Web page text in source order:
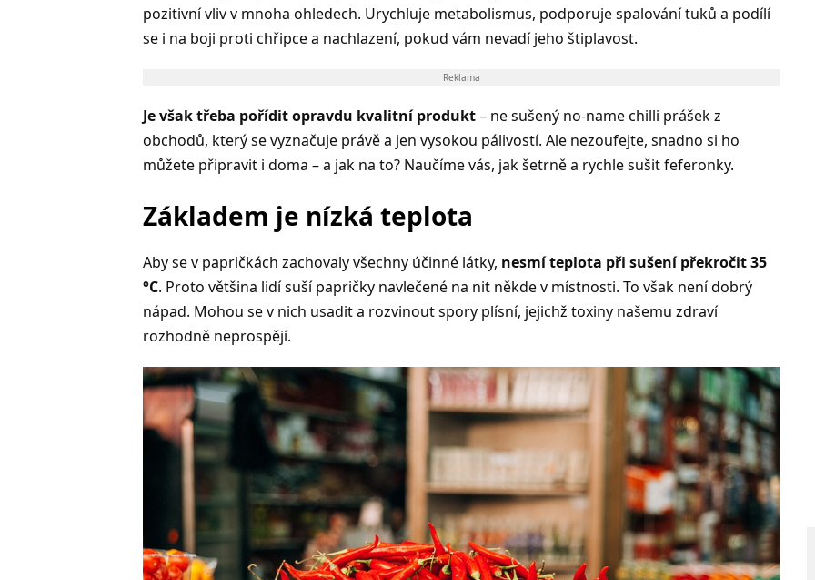
pozitivní vliv v mnoha ohledech. Urychluje metabolismus, podporuje spalování tuků a podílí
se i na boji proti chřipce a nachlazení, pokud vám nevadí jeho štiplavost.
Reklama
Je však třeba pořídit opravdu kvalitní produkt– ne sušený no-name chilli prášek z
obchodů, který se vyznačuje právě a jen vysokou pálivostí. Ale nezoufejte, snadno si ho
můžete připravit i doma – a jak na to? Naučíme vás, jak šetrně a rychle sušit feferonky.
Základem je nízká teplota
Aby se v papričkách zachovaly všechny účinné látky, nesmí teplota při sušení překročit 35
°C. Proto většina lidí suší papričky navlečené na nit někde v místnosti. To však není dobrý
nápad. Mohou se v nich usadit a rozvinout spory plísní, jejichž toxiny našemu zdraví
rozhodně neprospějí.